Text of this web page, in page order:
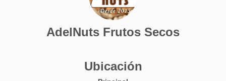
AdelNuts Frutos Secos
Ubicación